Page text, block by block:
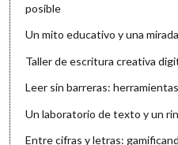
posible
Un mito educativo y una
Taller de escritura creativa
Leer sin barreras:
Un laboratorio de texto y un
Entre cifras y letras: